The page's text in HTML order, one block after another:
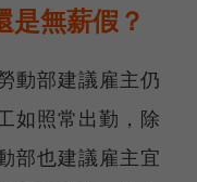
是無薪假？
動部建議雇主仍
如照常出勤，除
部也建議雇主宜